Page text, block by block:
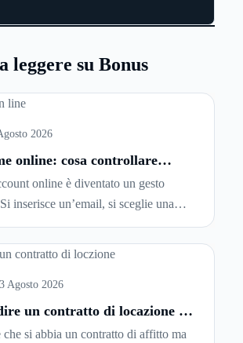
leggere su Bonus
2026
online: cosa controllare
online è diventato un gesto
inserisce un’email, si sceglie una
accetta una serie di condizioni senza
Tutto avviene in pochi minuti,
che ci si fermi a capire dove si sta
3 Agosto 2026
un contratto di locazione in
che si abbia un contratto di affitto ma